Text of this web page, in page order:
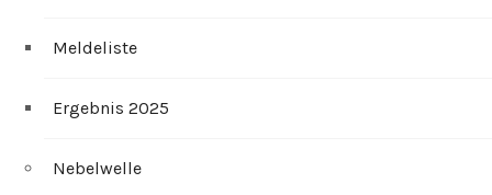
Meldeliste
Ergebnis 2025
Nebelwelle